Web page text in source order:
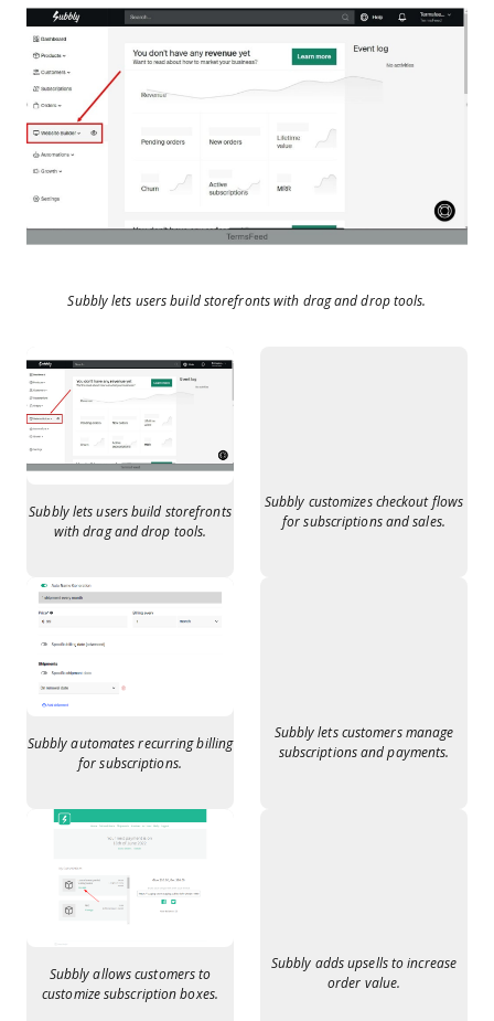
Subbly lets users build storefronts with drag and drop tools.
Subbly lets users build storefronts
with drag and drop tools.
Subbly customizes checkout flows
for subscriptions and sales.
Subbly automates recurring billing
for subscriptions.
Subbly lets customers manage
subscriptions and payments.
Subbly allows customers to
customize subscription boxes.
Subbly adds upsells to increase
order value.